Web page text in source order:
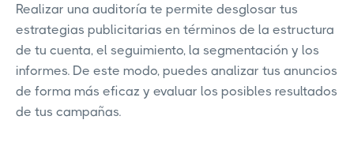
Realizar una auditoría te permite desglosar tus
estrategias publicitarias en términos de la estructura
de tu cuenta, el seguimiento, la segmentación y los
informes. De este modo, puedes analizar tus anuncios
de forma más eficaz y evaluar los posibles resultados
de tus campañas.